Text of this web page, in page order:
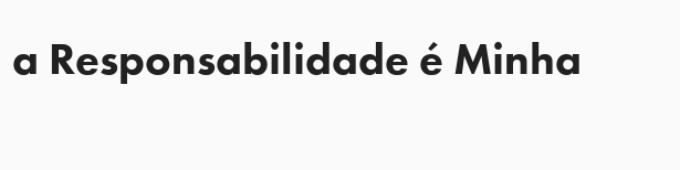
a Responsabilidade é Minha